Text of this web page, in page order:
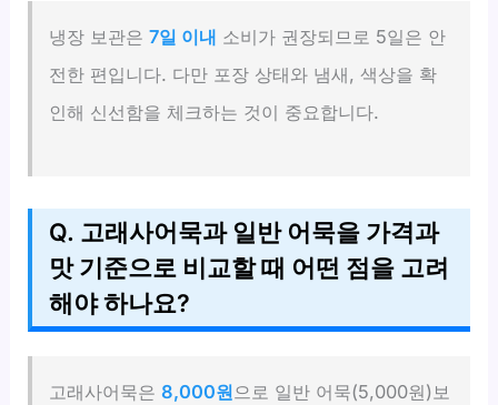
냉장 보관은7일 이내 소비가 권장되므로 5일은 안
전한 편입니다. 다만 포장 상태와 냄새, 색상을 확
인해 신선함을 체크하는 것이 중요합니다.
Q. 고래사어묵과 일반 어묵을 가격과
맛 기준으로 비교할 때 어떤 점을 고려
해야 하나요?
고래사어묵은8,000원으로 일반 어묵(5,000원)보